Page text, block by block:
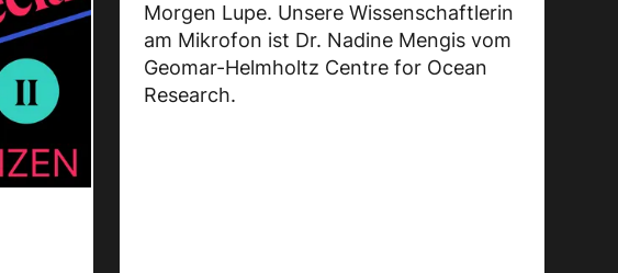
Morgen Lupe. Unsere Wissenschaftlerin
am Mikrofon ist Dr. Nadine Mengis vom
Geomar-Helmholtz Centre for Ocean
Research.